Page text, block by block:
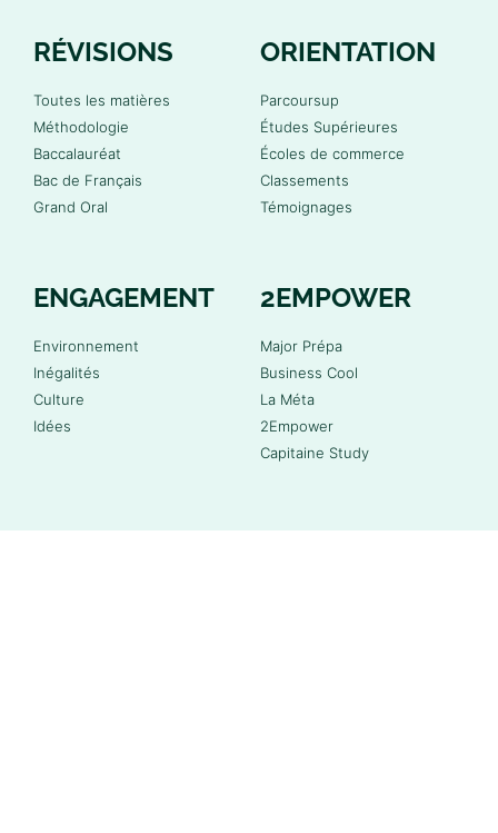
RÉVISIONS
Toutes les matières
Méthodologie
Baccalauréat
Bac de Français
Grand Oral
ORIENTATION
Parcoursup
Études Supérieures
Écoles de commerce
Classements
Témoignages
ENGAGEMENT
Environnement
Inégalités
Culture
Idées
2EMPOWER
Major Prépa
Business Cool
La Méta
2Empower
Capitaine Study